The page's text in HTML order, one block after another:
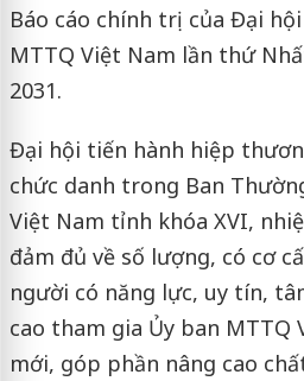
Báo cáo chính trị của Đại
MTTQ Việt Nam lần thứ
2031.
Đại hội tiến hành hiệp
chức danh trong Ban
Việt Nam tỉnh khóa XVI,
đảm đủ về số lượng, có cơ
người có năng lực, uy tín,
cao tham gia Ủy ban MTTQ
mới, góp phần nâng cao